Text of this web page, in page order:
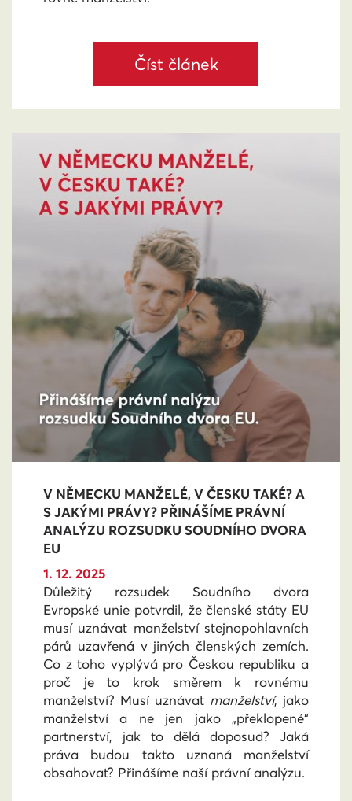
Číst článek
V NĚMECKU MANŽELÉ, V ČESKU TAKÉ? A
S JAKÝMI PRÁVY? PŘINÁŠÍME PRÁVNÍ
ANALÝZU ROZSUDKU SOUDNÍHO DVORA
EU
1. 12. 2025
Důležitý rozsudek Soudního dvora
Evropské unie potvrdil, že členské státy EU
musí uznávat manželství stejnopohlavních
párů uzavřená v jiných členských zemích.
Co z toho vyplývá pro Českou republiku a
proč je to krok směrem k rovnému
manželství? Musí uznávat manželství, jako
manželství a ne jen jako „překlopené“
partnerství, jak to dělá doposud? Jaká
práva budou takto uznaná manželství
obsahovat? Přinášíme naší právní analýzu.